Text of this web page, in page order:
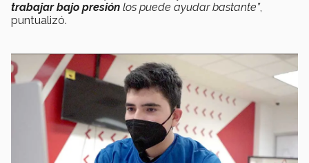
trabajar bajo presión los puede ayudar bastante”,
puntualizó.